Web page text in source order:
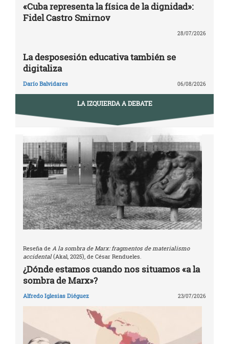
«Cuba representa la física de la dignidad»:
Fidel Castro Smirnov
28/07/2026
La desposesión educativa también se
digitaliza
Darío Balvidares 06/08/2026
LA IZQUIERDA A DEBATE
Reseña de A la sombra de Marx: fragmentos de materialismo
accidental(Akal, 2025), de César Rendueles.
¿Dónde estamos cuando nos situamos «a la
sombra de Marx»?
Alfredo Iglesias Diéguez 23/07/2026